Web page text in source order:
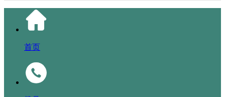
首页